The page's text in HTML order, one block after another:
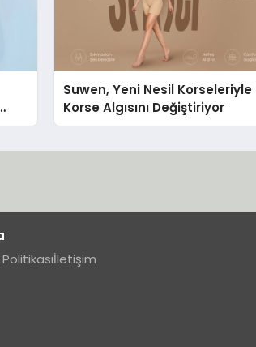
Suwen, Yeni Nesil Korseleriyle
Korse Algısını Değiştiriyor
İletişim